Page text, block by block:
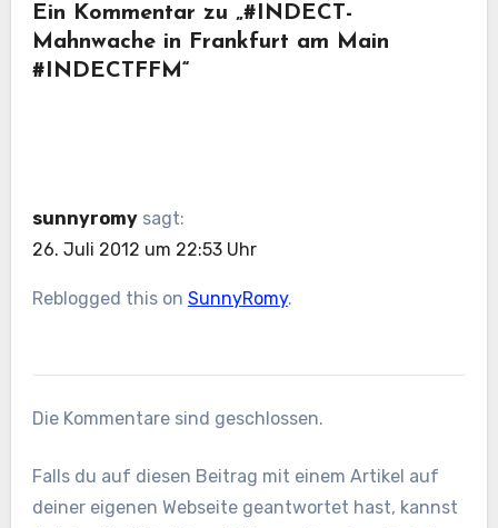
Ein Kommentar zu „#INDECT-
Mahnwache in Frankfurt am Main
#INDECTFFM“
sunnyromy sagt:
26. Juli 2012 um 22:53 Uhr
Reblogged this on SunnyRomy.
Die Kommentare sind geschlossen.
Falls du auf diesen Beitrag mit einem Artikel auf
deiner eigenen Webseite geantwortet hast, kannst